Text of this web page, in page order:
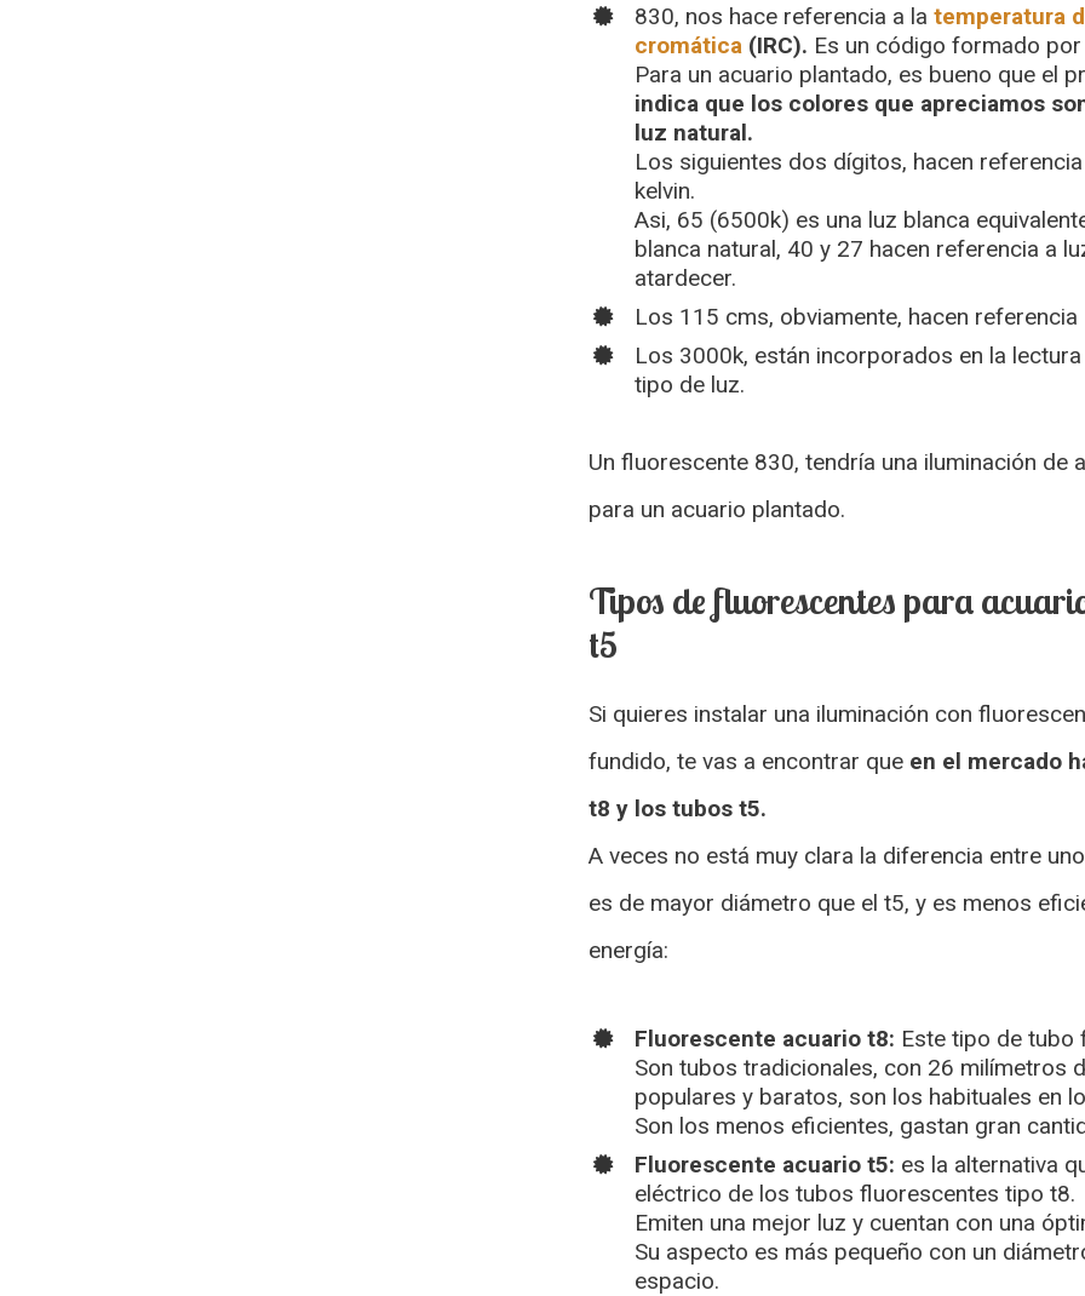
830, nos hace referencia a la temperatura
cromática (IRC). Es un código formado
Para un acuario plantado, es bueno que el
indica que los colores que apreciamos
luz natural.
Los siguientes dos dígitos, hacen
kelvin.
Asi, 65 (6500k) es una luz blanca
blanca natural, 40 y 27 hacen referencia a
atardecer.
Los 115 cms, obviamente, hacen
Los 3000k, están incorporados en la
tipo de luz.
Un fluorescente 830, tendría una iluminación de
para un acuario plantado.
Tipos de fluorescentes para
t5
Si quieres instalar una iluminación con
fundido, te vas a encontrar que en el mercado
t8 y los tubos t5.
A veces no está muy clara la diferencia entre
es de mayor diámetro que el t5, y es menos
energía:
Fluorescente acuario t8: Este tipo de tubo
Son tubos tradicionales, con 26 milímetros
populares y baratos, son los habituales en
Son los menos eficientes, gastan gran
Fluorescente acuario t5: es la alternativa
eléctrico de los tubos fluorescentes tipo t8.
Emiten una mejor luz y cuentan con una
Su aspecto es más pequeño con un
espacio.